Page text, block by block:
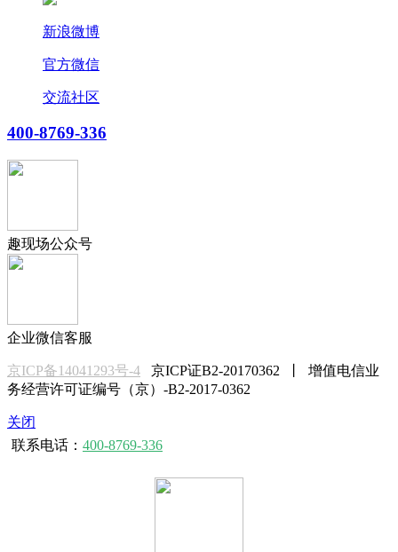
新浪微博
官方微信
交流社区
400-8769-336
趣现场公众号
企业微信客服
京ICP备14041293号-4 京ICP证B2-20170362 丨 增值电信业
务经营许可证编号（京）-B2-2017-0362
关闭
联系电话： 400-8769-336